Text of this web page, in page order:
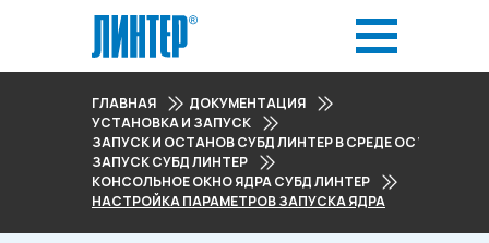
ГЛАВНАЯ
ДОКУМЕНТАЦИЯ
УСТАНОВКА И ЗАПУСК
ЗАПУСК И ОСТАНОВ СУБД ЛИНТЕР В СРЕДЕ ОС WINDOWS
ЗАПУСК СУБД ЛИНТЕР
КОНСОЛЬНОЕ ОКНО ЯДРА СУБД ЛИНТЕР
НАСТРОЙКА ПАРАМЕТРОВ ЗАПУСКА ЯДРА